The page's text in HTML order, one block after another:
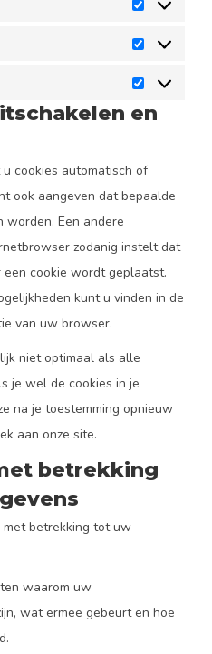
Voorkeuren
Statistieken
Marketing
en
cookies automatisch of
ook aangeven dat bepaalde
worden. Een andere
zodanig instelt dat
cookie wordt geplaatst.
kunt u vinden in de
van uw browser.
niet optimaal als alle
je wel de cookies in je
na je toestemming opnieuw
aan onze site.
betrekking
betrekking tot uw
waarom uw
wat ermee gebeurt en hoe